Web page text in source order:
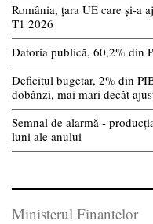
România, țara UE care și-a
T1 2026
Datoria publică, 60,2% din
Deficitul bugetar, 2% din
dobânzi, mai mari decât
Semnal de alarmă -
luni ale anului
Ministerul Finantelor